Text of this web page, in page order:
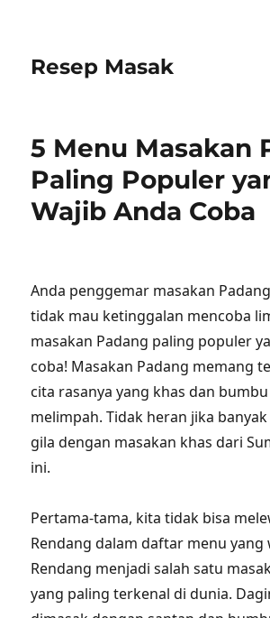
Resep Masak
5 Menu Masakan
Paling Populer
Wajib Anda Coba
Anda penggemar masakan
tidak mau ketinggalan mencoba
masakan Padang paling populer
coba! Masakan Padang memang
cita rasanya yang khas dan
melimpah. Tidak heran jika
gila dengan masakan khas dari
ini.
Pertama-tama, kita tidak bisa
Rendang dalam daftar menu yang
Rendang menjadi salah satu
yang paling terkenal di dunia.